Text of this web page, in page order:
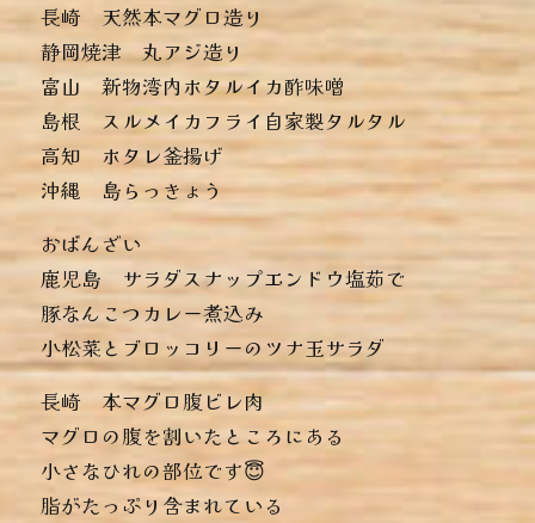
︎長崎 天然本マグロ造り
︎静岡焼津 丸アジ造り
︎富山 新物湾内ホタルイカ酢味噌
︎島根 スルメイカフライ自家製タルタル
︎高知 ホタレ釜揚げ
︎沖縄 島らっきょう
おばんざい
︎鹿児島 サラダスナップエンドウ塩茹で
︎豚なんこつカレー煮込み
︎小松菜とブロッコリーのツナ玉サラダ
長崎 本マグロ腹ビレ肉
マグロの腹を割いたところにある
小さなひれの部位です😇
脂がたっぷり含まれている